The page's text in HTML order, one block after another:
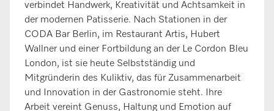
verbindet Handwerk, Kreativität und Achtsamkeit in
der modernen Patisserie. Nach Stationen in der
CODA Bar Berlin, im Restaurant Artis, Hubert
Wallner und einer Fortbildung an der Le Cordon Bleu
London, ist sie heute Selbstständig und
Mitgründerin des Kuliktiv, das für Zusammenarbeit
und Innovation in der Gastronomie steht. Ihre
Arbeit vereint Genuss, Haltung und Emotion auf